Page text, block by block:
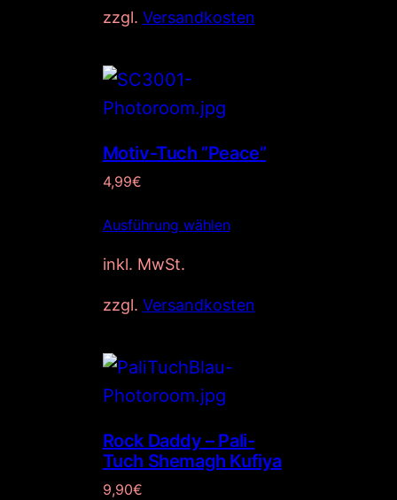
zzgl. Versandkosten
Motiv-Tuch ”Peace”
4,99€
Ausführung wählen
inkl. MwSt.
zzgl. Versandkosten
Rock Daddy – Pali-
Tuch Shemagh Kufiya
9,90€